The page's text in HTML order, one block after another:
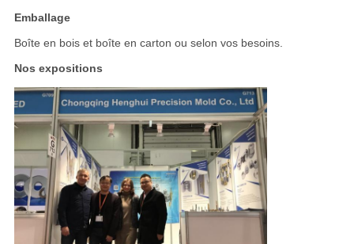
Emballage
Boîte en bois et boîte en carton ou selon vos besoins.
Nos expositions